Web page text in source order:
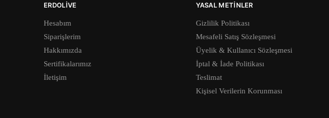
ERDOLIVE
Hesabım
Siparişlerim
Hakkımızda
Sertifikalarımız
İletişim
YASAL METINLER
Gizlilik Politikası
Mesafeli Satış Sözleşmesi
Üyelik & Kullanıcı Sözleşmesi
İptal & İade Politikası
Teslimat
Kişisel Verilerin Korunması